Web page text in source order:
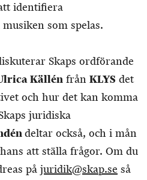
identifiera
som spelas.
Skaps ordförande
Källén från KLYS det
och hur det kan komma
juridiska
deltar också, och i mån
att ställa frågor. Om du
på juridik@skap.se så